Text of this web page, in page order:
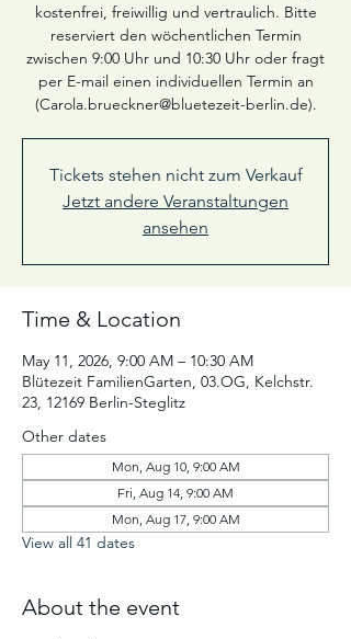
kostenfrei, freiwillig und vertraulich. Bitte
reserviert den wöchentlichen Termin
zwischen 9:00 Uhr und 10:30 Uhr oder fragt
per E-mail einen individuellen Termin an
(Carola.brueckner@bluetezeit-berlin.de).
Tickets stehen nicht zum Verkauf
Jetzt andere Veranstaltungen
ansehen
Time & Location
May 11, 2026, 9:00 AM – 10:30 AM
Blütezeit FamilienGarten, 03.OG, Kelchstr.
23, 12169 Berlin-Steglitz
Other dates
Mon, Aug 10, 9:00 AM
Fri, Aug 14, 9:00 AM
Mon, Aug 17, 9:00 AM
View all 41 dates
About the event